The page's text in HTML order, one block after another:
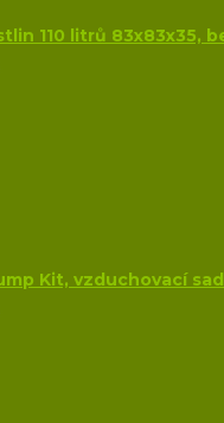
110 litrů 83x83x35,
Kit, vzduchovací